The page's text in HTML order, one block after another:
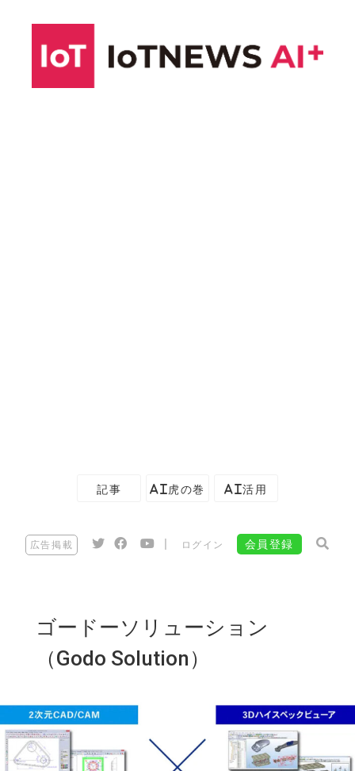
記事 AI虎の巻 AI活用
広告掲載 ログイン 会員登録
ゴードーソリューション
（Godo Solution）